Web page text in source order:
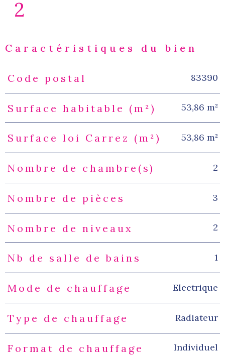
2
Caractéristiques du bien
Caractéristiques
Code postal 83390
Surface habitable (m²) 53,86 m²
Surface loi Carrez (m²) 53,86 m²
Nombre de chambre(s) 2
Nombre de pièces 3
Nombre de niveaux 2
Nb de salle de bains 1
Mode de chauffage Electrique
Type de chauffage Radiateur
Format de chauffage Individuel